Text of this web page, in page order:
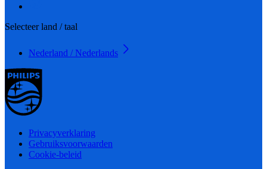
Selecteer land / taal
Nederland / Nederlands
Privacyverklaring
Gebruiksvoorwaarden
Cookie-beleid